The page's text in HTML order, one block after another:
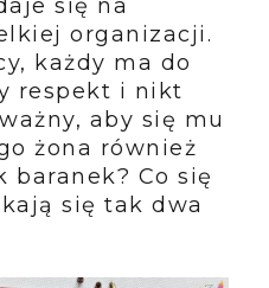
się na
organizacji.
każdy ma do
respekt i nikt
aby się mu
żona również
baranek? Co się
się tak dwa